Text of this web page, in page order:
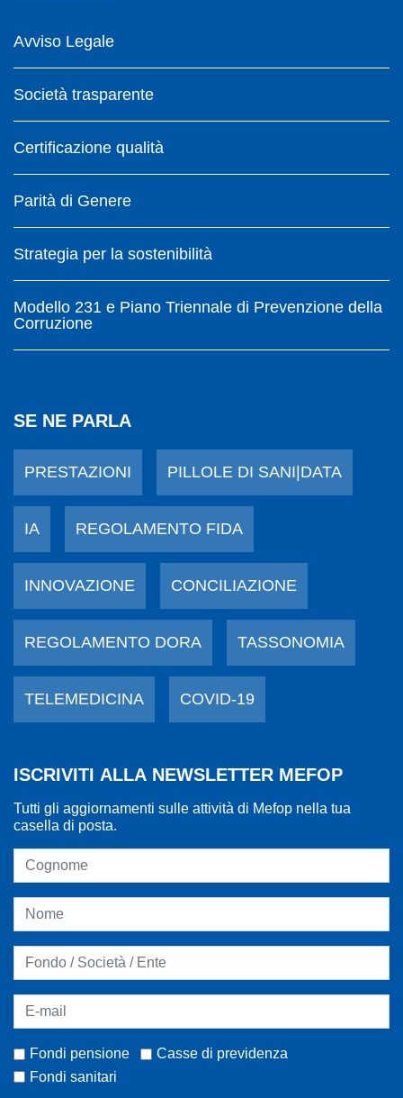
Avviso Legale
Società trasparente
Certificazione qualità
Parità di Genere
Strategia per la sostenibilità
Modello 231 e Piano Triennale di Prevenzione della
Corruzione
SE NE PARLA
PRESTAZIONI PILLOLE DI SANI|DATA
IA REGOLAMENTO FIDA
INNOVAZIONE CONCILIAZIONE
REGOLAMENTO DORA TASSONOMIA
TELEMEDICINA COVID-19
ISCRIVITI ALLA NEWSLETTER MEFOP
Tutti gli aggiornamenti sulle attività di Mefop nella tua
casella di posta.
Fondi pensione
Casse di previdenza
Fondi sanitari